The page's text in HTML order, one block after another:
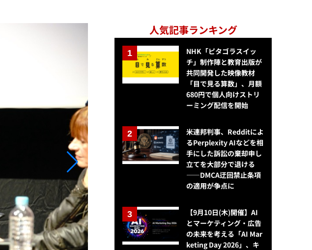
人気記事ランキング
NHK「ピタゴラスイッ
チ」制作陣と教育出版が
共同開発した映像教材
「目で見る算数」、月額
680円で個人向けストリ
ーミング配信を開始
米連邦判事、Redditによ
るPerplexity AIなどを相
手にした訴訟の棄却申し
立てを大部分で退ける
——DMCA迂回禁止条項
の適用が争点に
【9月10日(木)開催】AI
とマーケティング・広告
の未来を考える「AI Mar
keting Day 2026」、キ